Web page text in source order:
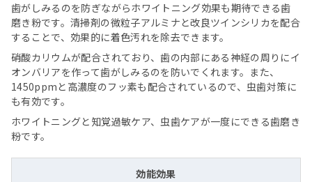
歯がしみるのを防ぎながらホワイトニング効果も期待できる歯
磨き粉です。清掃剤の微粒子アルミナと改良ツインシリカを配合
することで、効果的に着色汚れを除去できます。
硝酸カリウムが配合されており、歯の内部にある神経の周りにイ
オンバリアを作って歯がしみるのを防いでくれます。また、
1450ppmと高濃度のフッ素も配合されているので、虫歯対策に
も有効です。
ホワイトニングと知覚過敏ケア、虫歯ケアが一度にできる歯磨き
粉です。
効能効果